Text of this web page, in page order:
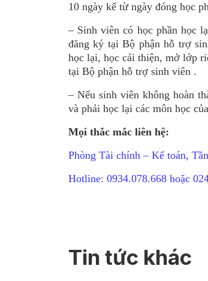
10 ngày kể từ ngày đóng học
– Sinh viên có học phần học
đăng ký tại Bộ phận hỗ trợ
học lại, học cải thiện, mở lớp
tại Bộ phận hỗ trợ sinh viên .
– Nếu sinh viên không hoàn
và phải học lại các môn học
Mọi thắc mắc liên hệ:
Phòng Tài chính – Kế toán,
Hotline: 0934.078.668 hoặc
Tin tức khác